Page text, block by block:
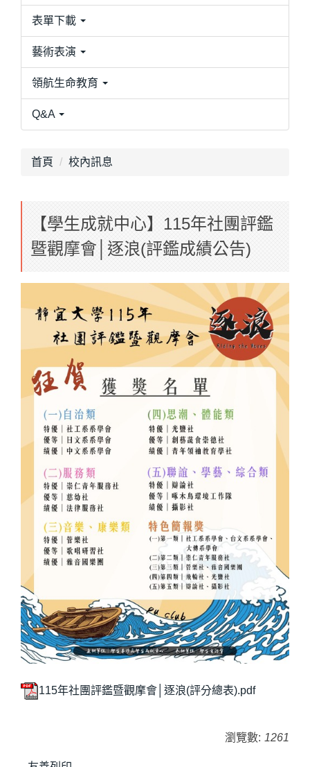
表單下載
藝術表演
領航生命教育
Q&A
首頁 校內訊息
【學生成就中心】115年社團評鑑
暨觀摩會│逐浪(評鑑成績公告)
115年社團評鑑暨觀摩會│逐浪(評分總表).pdf
瀏覽數: 1261